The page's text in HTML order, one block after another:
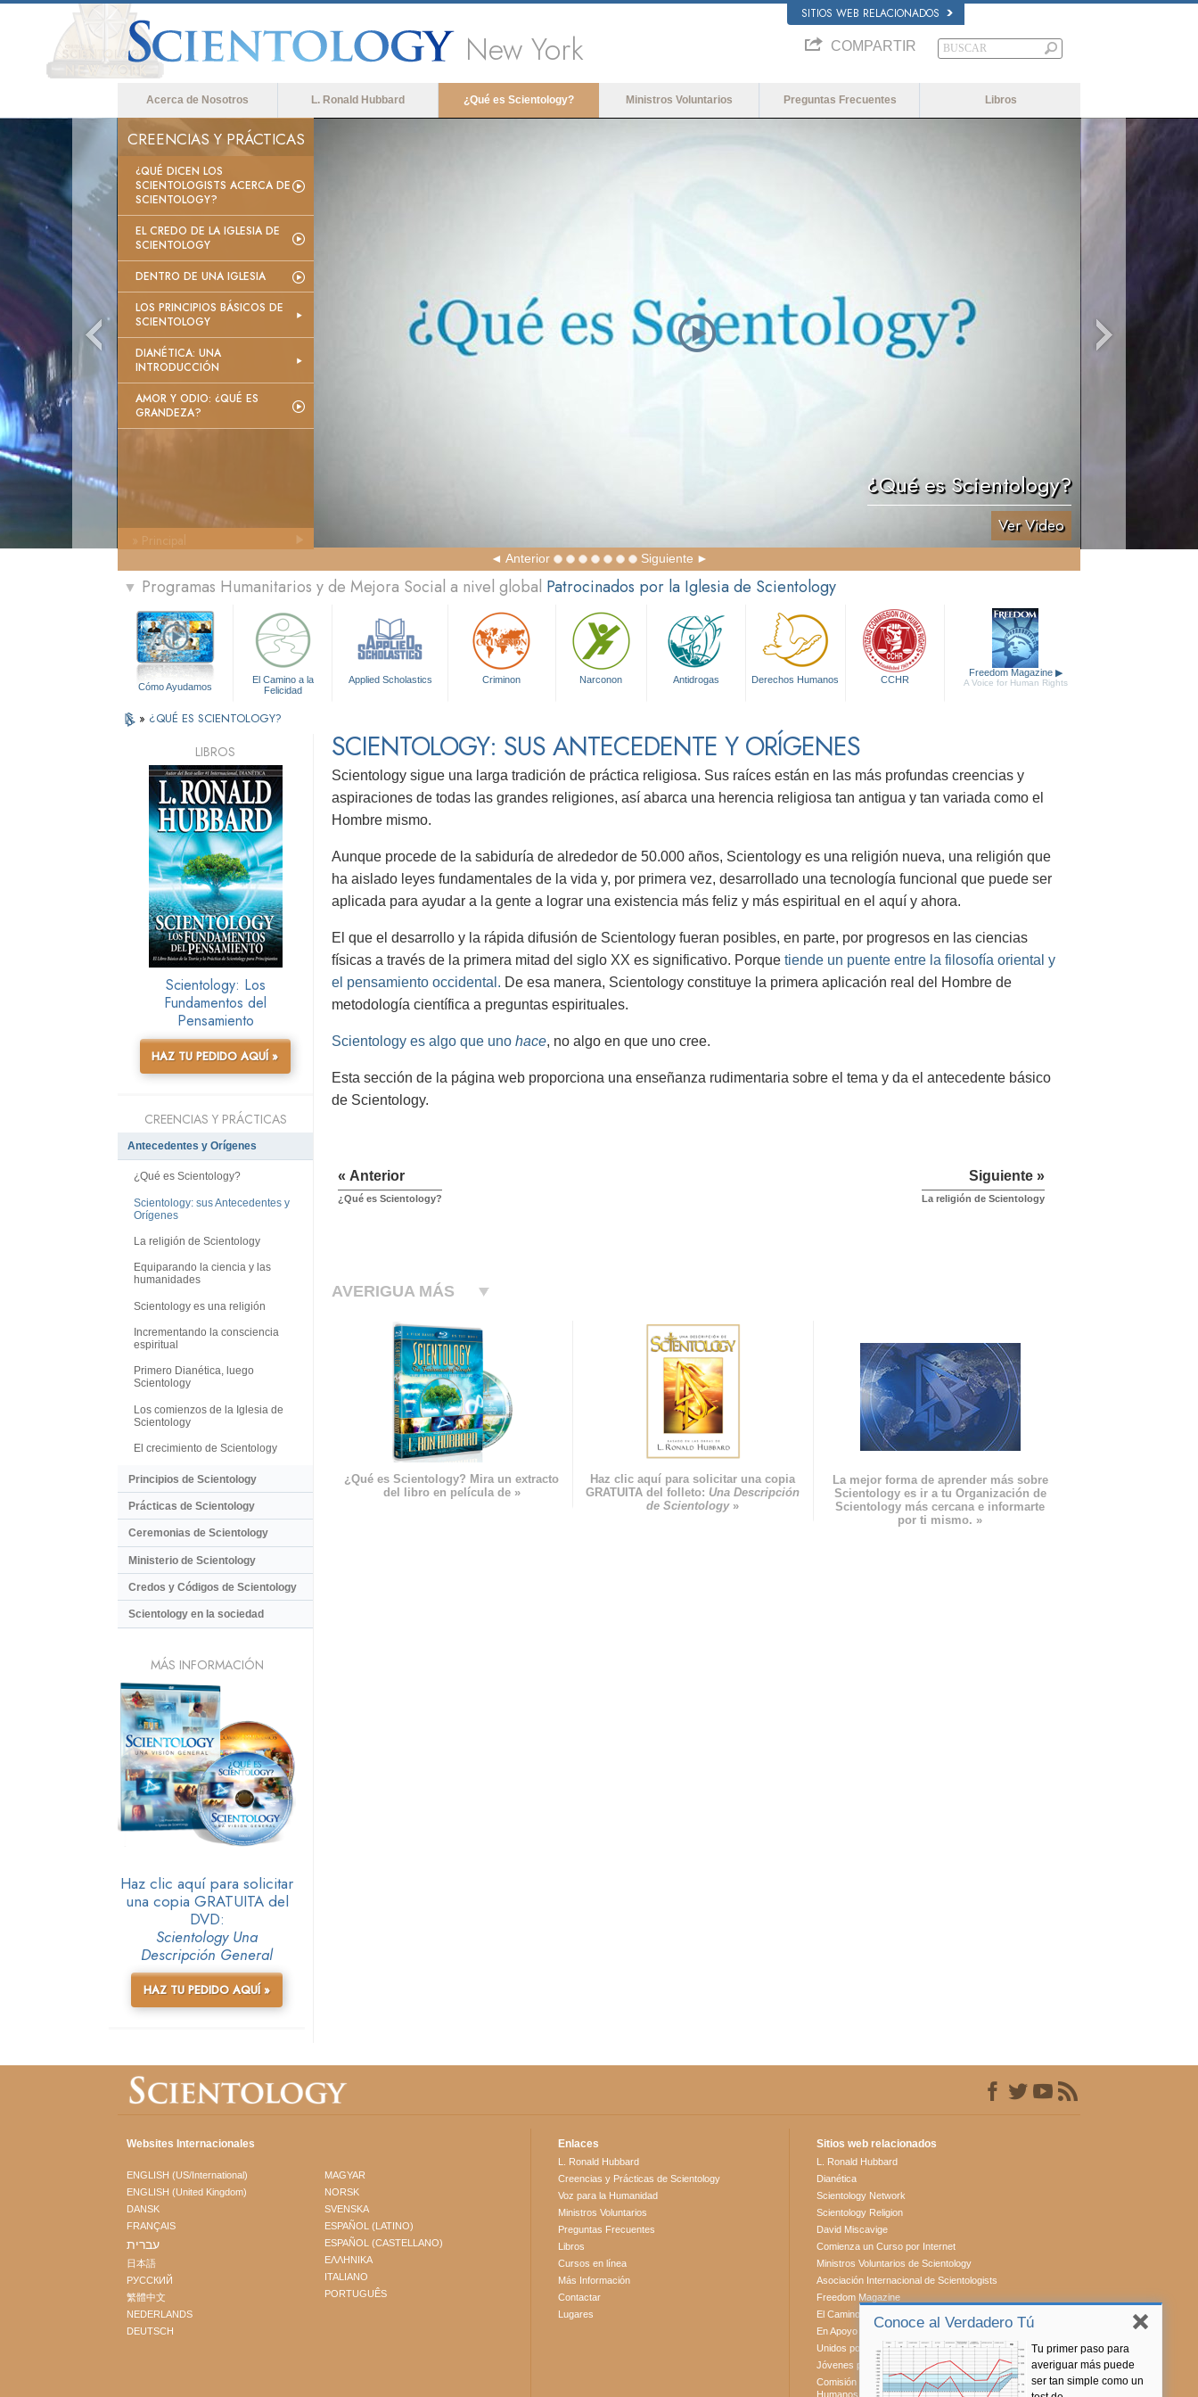
SITIOS WEB RELACIONADOS
New York COMPARTIR
Acerca de Nosotros L. Ronald Hubbard ¿Qué es Scientology? Ministros Voluntarios Preguntas Frecuentes Libros
CREENCIAS Y PRÁCTICAS
¿QUÉ DICEN LOS
SCIENTOLOGISTS ACERCA DE
SCIENTOLOGY?
EL CREDO DE LA IGLESIA DE
SCIENTOLOGY
DENTRO DE UNA IGLESIA
LOS PRINCIPIOS BÁSICOS DE
SCIENTOLOGY
DIANÉTICA: UNA
INTRODUCCIÓN
AMOR Y ODIO: ¿QUÉ ES
GRANDEZA?
¿Qué es Scientology?
Ver Video
Anterior Siguiente
» Principal
▼ Programas Humanitarios y de Mejora Social a nivel global Patrocinados por la Iglesia de Scientology
Cómo Ayudamos
El Camino a la
Felicidad
Applied Scholastics Criminon Narconon Antidrogas Derechos Humanos CCHR
Freedom Magazine ▶
A Voice for Human Rights
» ¿QUÉ ES SCIENTOLOGY?
SCIENTOLOGY: SUS ANTECEDENTE Y ORÍGENES
Scientology sigue una larga tradición de práctica religiosa. Sus raíces están en las más profundas creencias y
aspiraciones de todas las grandes religiones, así abarca una herencia religiosa tan antigua y tan variada como el
Hombre mismo.
Aunque procede de la sabiduría de alrededor de 50.000 años, Scientology es una religión nueva, una religión que
ha aislado leyes fundamentales de la vida y, por primera vez, desarrollado una tecnología funcional que puede ser
aplicada para ayudar a la gente a lograr una existencia más feliz y más espiritual en el aquí y ahora.
El que el desarrollo y la rápida difusión de Scientology fueran posibles, en parte, por progresos en las ciencias
físicas a través de la primera mitad del siglo XX es significativo. Porque tiende un puente entre la filosofía oriental y
el pensamiento occidental. De esa manera, Scientology constituye la primera aplicación real del Hombre de
metodología científica a preguntas espirituales.
Scientology es algo que uno hace, no algo en que uno cree.
Esta sección de la página web proporciona una enseñanza rudimentaria sobre el tema y da el antecedente básico
de Scientology.
« Anterior
¿Qué es Scientology?
Siguiente »
La religión de Scientology
AVERIGUA MÁS
¿Qué es Scientology? Mira un extracto
del libro en película de »
Haz clic aquí para solicitar una copia
GRATUITA del folleto: Una Descripción
de Scientology»
La mejor forma de aprender más sobre
Scientology es ir a tu Organización de
Scientology más cercana e informarte
por ti mismo. »
LIBROS
Scientology: Los
Fundamentos del
Pensamiento
HAZ TU PEDIDO AQUÍ »
CREENCIAS Y PRÁCTICAS
Antecedentes y Orígenes
¿Qué es Scientology?
Scientology: sus Antecedentes y
Orígenes
La religión de Scientology
Equiparando la ciencia y las
humanidades
Scientology es una religión
Incrementando la consciencia
espiritual
Primero Dianética, luego
Scientology
Los comienzos de la Iglesia de
Scientology
El crecimiento de Scientology
Principios de Scientology
Prácticas de Scientology
Ceremonias de Scientology
Ministerio de Scientology
Credos y Códigos de Scientology
Scientology en la sociedad
MÁS INFORMACIÓN
Haz clic aquí para solicitar
una copia GRATUITA del
DVD:
Scientology Una
Descripción General
HAZ TU PEDIDO AQUÍ »
Conoce al Verdadero Tú
Tu primer paso para
averiguar más puede
ser tan simple como un
Websites Internacionales
ENGLISH (US/International)
ENGLISH (United Kingdom)
DANSK
FRANÇAIS
עברית
日本語
РУССКИЙ
繁體中文
NEDERLANDS
DEUTSCH
MAGYAR
NORSK
SVENSKA
ESPAÑOL (LATINO)
ESPAÑOL (CASTELLANO)
ΕΛΛΗΝΙΚA
ITALIANO
PORTUGUÊS
Enlaces
L. Ronald Hubbard
Creencias y Prácticas de Scientology
Voz para la Humanidad
Ministros Voluntarios
Preguntas Frecuentes
Libros
Cursos en línea
Más Información
Contactar
Lugares
Sitios web relacionados
L. Ronald Hubbard
Dianética
Scientology Network
Scientology Religion
David Miscavige
Comienza un Curso por Internet
Ministros Voluntarios de Scientology
Asociación Internacional de Scientologists
Freedom Magazine
El Camino a la Felicidad
En Apoyo de Un Mundo Sin Drogas
Unidos por los Derechos Humanos
Jóvenes por los Derechos Humanos
Comisión de Ciudadanos por los Derechos
Humanos